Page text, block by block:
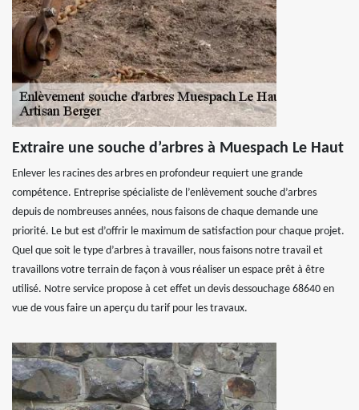
Extraire une souche d’arbres à Muespach Le Haut
Enlever les racines des arbres en profondeur requiert une grande
compétence. Entreprise spécialiste de l’enlèvement souche d’arbres
depuis de nombreuses années, nous faisons de chaque demande une
priorité. Le but est d’offrir le maximum de satisfaction pour chaque projet.
Quel que soit le type d’arbres à travailler, nous faisons notre travail et
travaillons votre terrain de façon à vous réaliser un espace prêt à être
utilisé. Notre service propose à cet effet un devis dessouchage 68640 en
vue de vous faire un aperçu du tarif pour les travaux.